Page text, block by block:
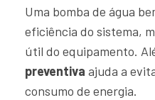
Uma bomba de água
eficiência do sistema,
útil do equipamento.
preventiva ajuda a
consumo de energia.